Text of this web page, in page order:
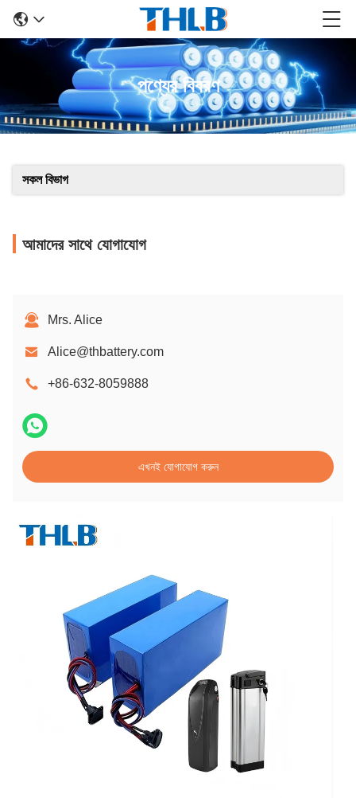
পণ্যের বিবরণ
সকল বিভাগ
আমাদের সাথে যোগাযোগ
Mrs. Alice
Alice@thbattery.com
+86-632-8059888
এখনই যোগাযোগ করুন